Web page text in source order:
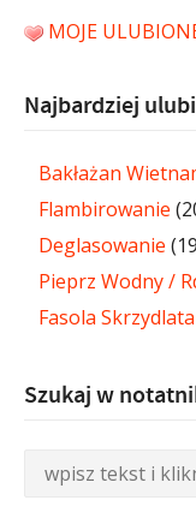
MOJE
Najbardziej
Bakłażan
Flambirowanie
Deglasowanie
Pieprz Wodny /
Fasola
Szukaj w